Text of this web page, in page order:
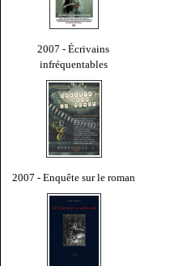
2007 - Écrivains
infréquentables
2007 - Enquête sur le roman